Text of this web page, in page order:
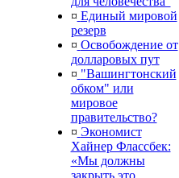
¤ Единый мировой
резерв
¤ Освобождение от
долларовых пут
¤ "Вашингтонский
обком" или
мировое
правительство?
¤ Экономист
Хайнер Флассбек:
«Мы должны
закрыть это